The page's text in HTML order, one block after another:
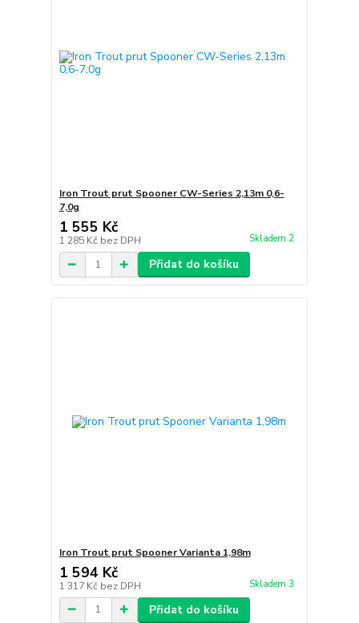
Iron Trout prut Spooner CW-Series 2,13m 0,6-
7,0g
1 555 Kč
1 285 Kč bez DPH Skladem 2
Přidat do košíku
Iron Trout prut Spooner Varianta 1,98m
1 594 Kč
1 317 Kč bez DPH Skladem 3
Přidat do košíku